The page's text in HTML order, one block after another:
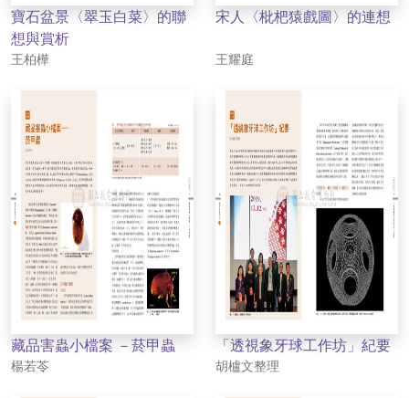
寶石盆景〈翠玉白菜〉的聯
想與賞析
作者
王柏樺
宋人〈枇杷猿戲圖〉的連想
作者
王耀庭
藏品害蟲小檔案 －菸甲蟲
作者
楊若苓
「透視象牙球工作坊」紀要
作者
胡櫨文整理